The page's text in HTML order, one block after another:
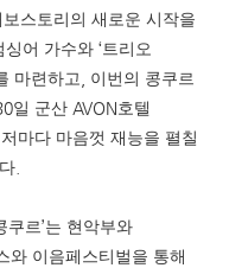
스토리의 새로운 시작을
싱어 가수와 ‘트리오
마련하고
이번의 콩쿠르
일 군산 AVON호텔
저마다 마음껏 재능을 펼칠
쿠르’는 현악부와
와 이음페스티벌을 통해